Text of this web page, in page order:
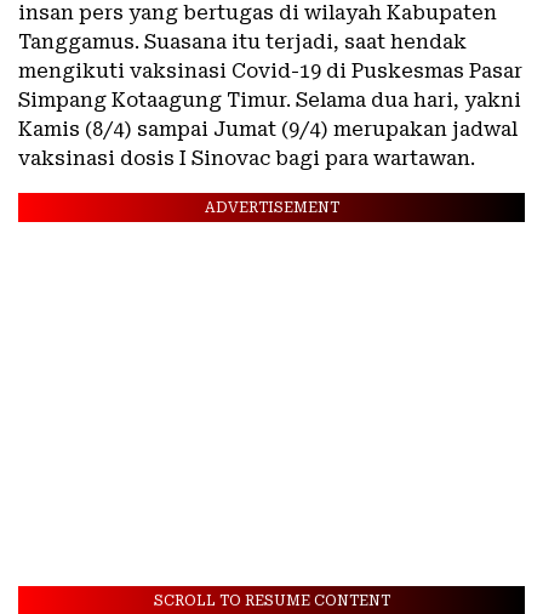
insan pers yang bertugas di wilayah Kabupaten
Tanggamus. Suasana itu terjadi, saat hendak
mengikuti vaksinasi Covid-19 di Puskesmas Pasar
Simpang Kotaagung Timur. Selama dua hari, yakni
Kamis (8/4) sampai Jumat (9/4) merupakan jadwal
vaksinasi dosis I Sinovac bagi para wartawan.
ADVERTISEMENT
SCROLL TO RESUME CONTENT